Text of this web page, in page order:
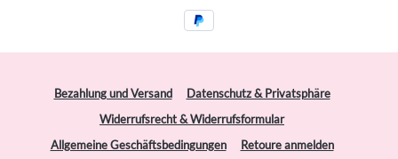
Bezahlung und Versand
Datenschutz & Privatsphäre
Widerrufsrecht & Widerrufsformular
Allgemeine Geschäftsbedingungen
Retoure anmelden